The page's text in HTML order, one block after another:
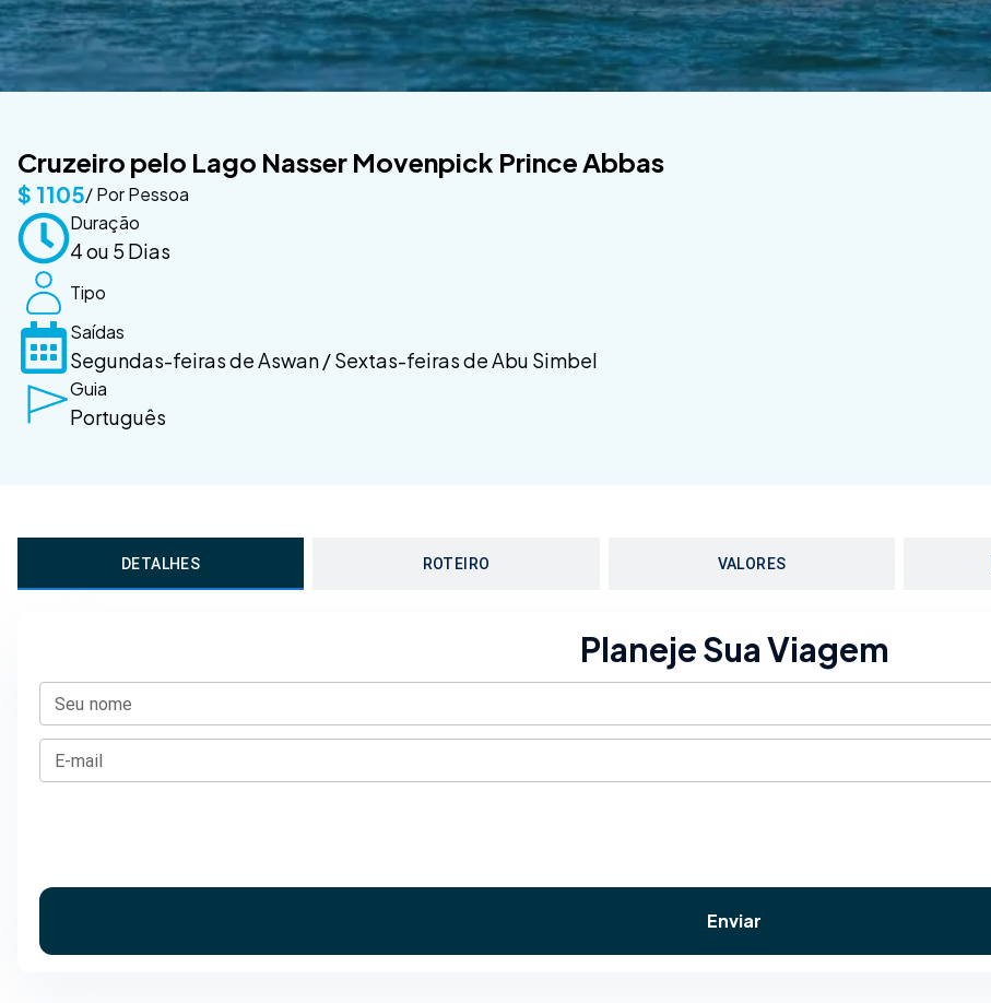
Cruzeiro pelo Lago Nasser Movenpick Prince Abbas
$ 1105/ Por Pessoa
Duração
4 ou 5 Dias
Tipo
Saídas
Segundas-feiras de Aswan / Sextas-feiras de Abu Simbel
Guia
Português
DETALHES ROTEIRO VALORES
Planeje Sua Viagem
Seu nome
E-mail
Enviar